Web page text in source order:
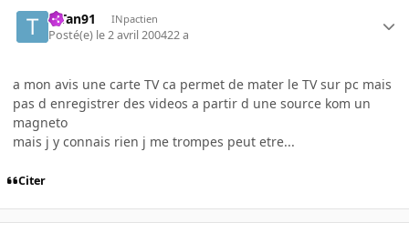
TiTan91 INpactien
Posté(e) le 2 avril 200422 a
a mon avis une carte TV ca permet de mater le TV sur pc mais
pas d enregistrer des videos a partir d une source kom un
magneto
mais j y connais rien j me trompes peut etre...
Citer